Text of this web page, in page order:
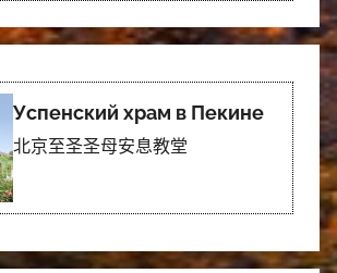
Успенский храм в Пекине
北京至圣圣母安息教堂